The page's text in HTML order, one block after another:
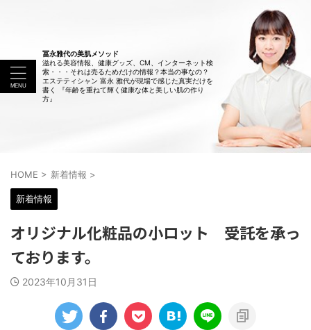
冨永雅代の美肌メソッド
溢れる美容情報、健康グッズ、CM、インターネット検
索・・・それは売るためだけの情報？本当の事なの？
エステティシャン 富永 雅代が現場で感じた真実だけを
書く 『年齢を重ねて輝く健康な体と美しい肌の作り
方』
HOME > 新着情報 >
新着情報
オリジナル化粧品の小ロット 受託を承っ
ております。
2023年10月31日